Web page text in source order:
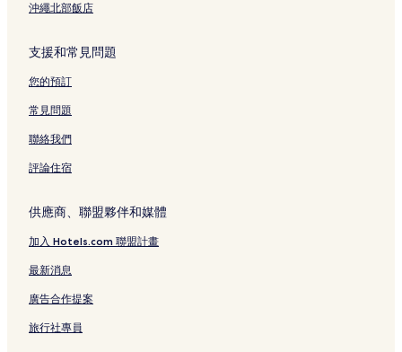
蘇澳的民宿
協和村的民宿
冬山的性別友善飯店
冬山的提供免費早餐的飯店
沖繩北部飯店
支援和常見問題
您的預訂
常見問題
聯絡我們
評論住宿
供應商、聯盟夥伴和媒體
加入 Hotels.com 聯盟計畫
最新消息
廣告合作提案
旅行社專員